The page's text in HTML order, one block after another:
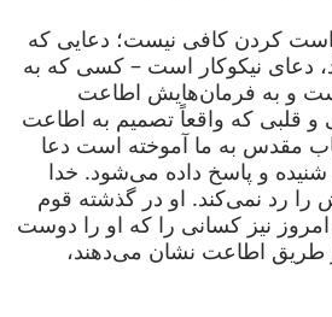
کردن کافی نیست؛ دعایی که
دعای نیکوکار است – کسی که به
و به فرمان‌هایش اطاعت
و قلبی که واقعاً تصمیم به اطاعت
مقدس به ما آموخته است دعا
و پاسخ داده می‌شود. خدا
را رد نمی‌کند. او در گذشته قوم
نیز کسانی را که او را دوست
طریق اطاعت نشان می‌دهند،